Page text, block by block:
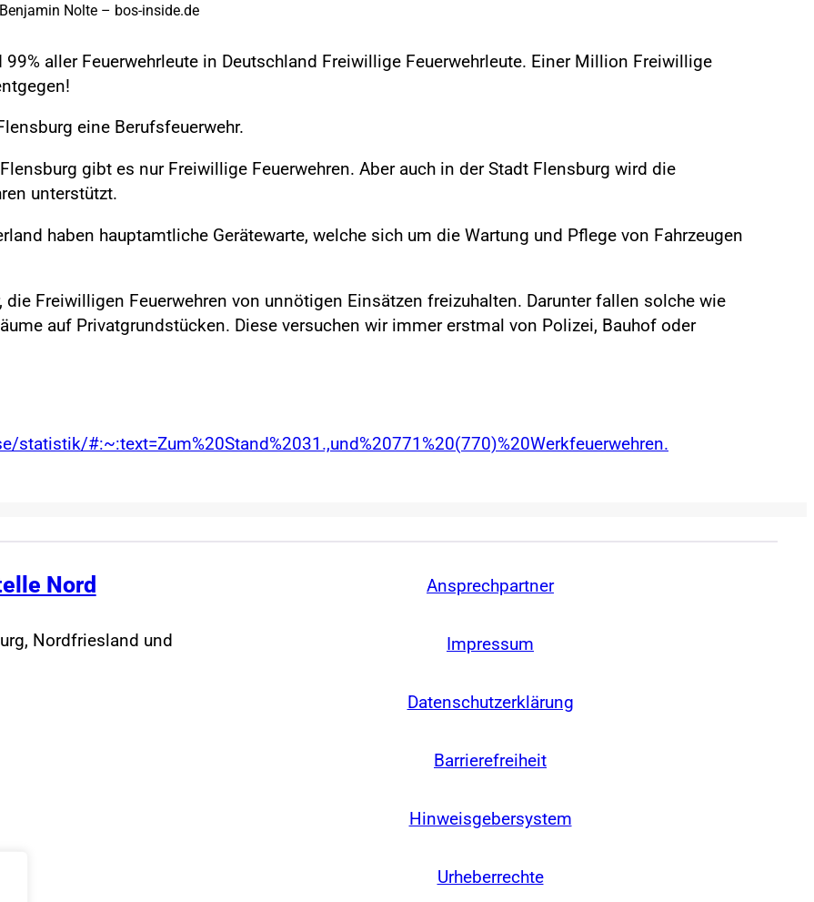
Nolte – bos-inside.de
aller Feuerwehrleute in Deutschland Freiwillige Feuerwehrleute. Einer Million Freiwillige
eine Berufsfeuerwehr.
gibt es nur Freiwillige Feuerwehren. Aber auch in der Stadt Flensburg wird die
unterstützt.
haben hauptamtliche Gerätewarte, welche sich um die Wartung und Pflege von Fahrzeugen
Freiwilligen Feuerwehren von unnötigen Einsätzen freizuhalten. Darunter fallen solche wie
auf Privatgrundstücken. Diese versuchen wir immer erstmal von Polizei, Bauhof oder
statistik/#:~:text=Zum%20Stand%2031.,und%20771%20(770)%20Werkfeuerwehren.
Nord
Nordfriesland und
Ansprechpartner
Impressum
Datenschutzerklärung
Barrierefreiheit
Hinweisgebersystem
Urheberrechte